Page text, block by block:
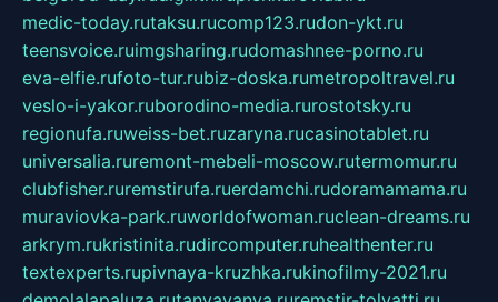
medic-today.rutaksu.rucomp123.rudon-ykt.ru
teensvoice.ruimgsharing.rudomashnee-porno.ru
eva-elfie.rufoto-tur.rubiz-doska.rumetropoltravel.ru
veslo-i-yakor.ruborodino-media.rurostotsky.ru
regionufa.ruweiss-bet.ruzaryna.rucasinotablet.ru
universalia.ruremont-mebeli-moscow.rutermomur.ru
clubfisher.ruremstirufa.ruerdamchi.rudoramamama.ru
muraviovka-park.ruworldofwoman.ruclean-dreams.ru
arkrym.rukristinita.rudircomputer.ruhealthenter.ru
textexperts.rupivnaya-kruzhka.rukinofilmy-2021.ru